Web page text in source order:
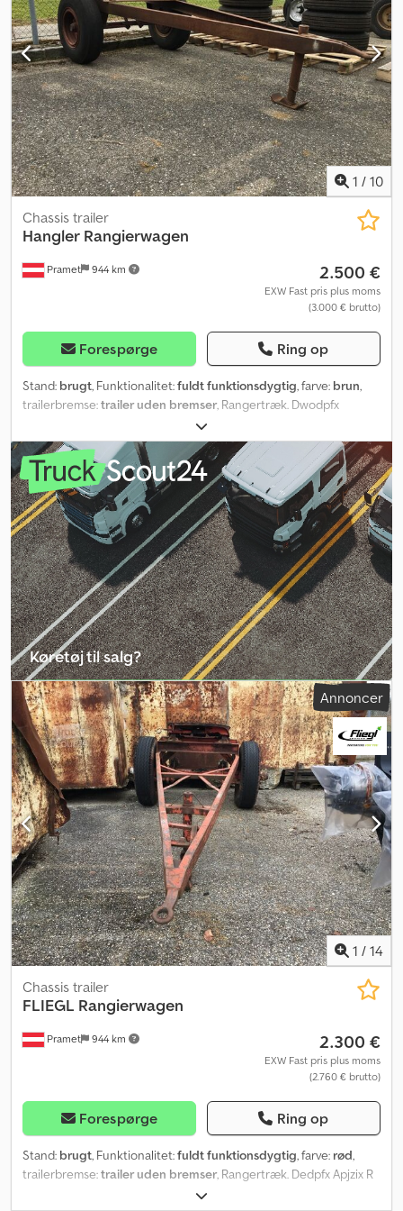
Yderligere information = Skader: ingen = Yderligere information =
Nyttelast: 18.000 kg Skader: ingen
1 / 10
Pramet 944 km
Chassis trailer
Hangler Rangierwagen
2.500 €
EXW Fast pris plus moms
(3.000 € brutto)
Forespørge Ring op
Stand: brugt, Funktionalitet:fuldt funktionsdygtig, farve: brun,
trailerbremse:trailer uden bremser, Rangertræk. Dwodpfx
Køretøj til salg?
Opret annonce Annoncer
1 / 14
Pramet 944 km
Chassis trailer
FLIEGL Rangierwagen
2.300 €
EXW Fast pris plus moms
(2.760 € brutto)
Forespørge Ring op
Stand: brugt, Funktionalitet:fuldt funktionsdygtig, farve: rød,
trailerbremse:trailer uden bremser, Rangertræk. Dedpfx Apjzix R